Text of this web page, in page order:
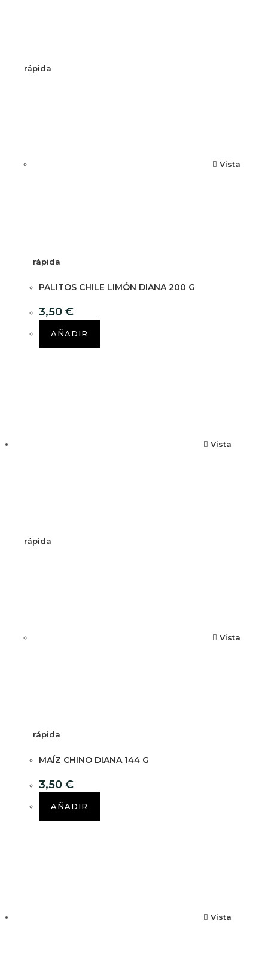
rápida
Vista
rápida
PALITOS CHILE LIMÓN DIANA 200 G
3,50 €
AÑADIR
Vista
rápida
Vista
rápida
MAÍZ CHINO DIANA 144 G
3,50 €
AÑADIR
Vista